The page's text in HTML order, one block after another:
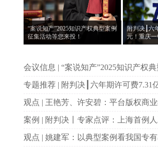
“案说知产”2025知识产权典型案例
征集活动等您来投！
附判决┃六
元！重庆
作出一审
会议信息 | “案说知产”2025知识产权典型案例征集活
动等您来投！
专题推荐 | 附判决┃六年期许可费7.31亿美元！重庆一
中院就中兴诉三星案作出一审判决
观点 | 王艳芳、许安碧：平台版权商业维权案件中原
告主体资格的司法审查与规制
案例 | 附判决丨专家点评：上海首例人工智能大模型
著作权侵权案二审宣判
观点 | 姚建军：以典型案例看我国专有出版权司法保